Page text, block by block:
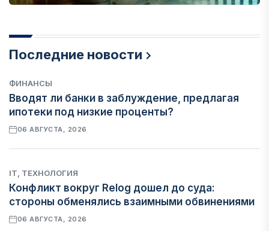
Последние новости
ФИНАНСЫ
Вводят ли банки в заблуждение, предлагая
ипотеки под низкие проценты?
06 АВГУСТА, 2026
IT, ТЕХНОЛОГИЯ
Конфликт вокруг Relog дошел до суда:
стороны обменялись взаимными обвинениями
06 АВГУСТА, 2026